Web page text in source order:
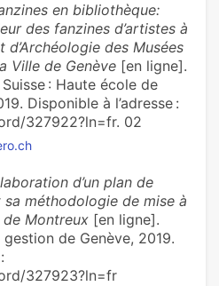
en bibliothèque:
des fanzines d’artistes à
d’Archéologie des Musées
Ville de Genève [en ligne].
: Haute école de
Disponible à l’adresse :
327922?ln=fr. 02
d’un plan de
méthodologie de mise à
Montreux [en ligne].
de Genève, 2019.
327923?ln=fr